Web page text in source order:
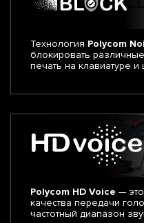
Технология Polycom
блокировать
печать на клавиатуре и
Polycom HD Voice —
качества передачи
частотный диапазон